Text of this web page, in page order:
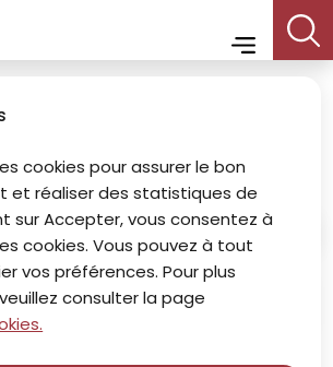
cookies pour assurer le bon
et réaliser des statistiques de
sur Accepter, vous consentez à
cookies. Vous pouvez à tout
vos préférences. Pour plus
consulter la page
principal
Consulter
le plan du
site
Menu